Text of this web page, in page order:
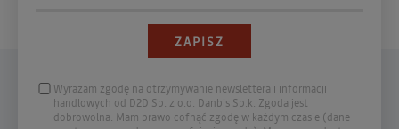
Wyrażam zgodę na otrzymywanie newslettera i informacji
handlowych od D2D Sp. z o.o. Danbis Sp.k. Zgoda jest
dobrowolna. Mam prawo cofnąć zgodę w każdym czasie (dane